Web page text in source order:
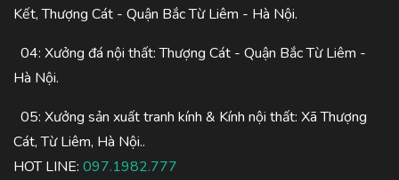
Kết, Thượng Cát - Quận Bắc Từ Liêm - Hà Nội.
04: Xưởng đá nội thất: Thượng Cát - Quận Bắc Từ Liêm -
Hà Nội.
05: Xưởng sản xuất tranh kính & Kính nội thất: Xã Thượng
Cát, Từ Liêm, Hà Nội..
HOT LINE: 097.1982.777